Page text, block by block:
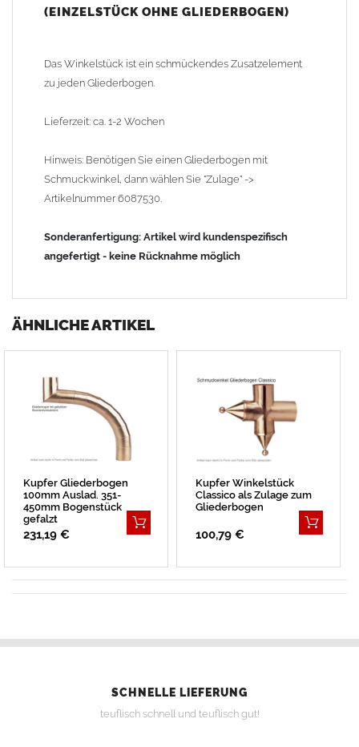
(EINZELSTÜCK OHNE GLIEDERBOGEN)
Das Winkelstück ist ein schmückendes Zusatzelement
zu jeden Gliederbogen.
Lieferzeit: ca. 1-2 Wochen
Hinweis: Benötigen Sie einen Gliederbogen mit
Schmuckwinkel, dann wählen Sie "Zulage" ->
Artikelnummer 6087530.
Sonderanfertigung: Artikel wird kundenspezifisch
angefertigt - keine Rücknahme möglich
ÄHNLICHE ARTIKEL
Kupfer Gliederbogen
100mm Auslad. 351-
450mm Bogenstück
gefalzt
231,19 €
Kupfer Winkelstück
Classico als Zulage zum
Gliederbogen
100,79 €
SCHNELLE LIEFERUNG
teuflisch schnell und teuflisch gut!